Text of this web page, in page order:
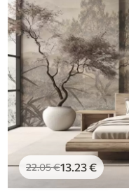
22.05€13.23€